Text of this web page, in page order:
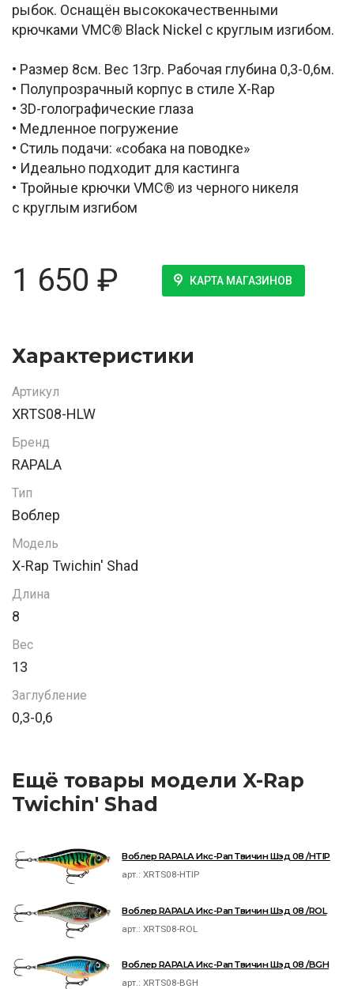
рыбок. Оснащён высококачественными
крючками VMC® Black Nickel с круглым изгибом.
• Размер 8см. Вес 13гр. Рабочая глубина 0,3-0,6м.
• Полупрозрачный корпус в стиле X-Rap
• 3D-голографические глаза
• Медленное погружение
• Стиль подачи: «собака на поводке»
• Идеально подходит для кастинга
• Тройные крючки VMC® из черного никеля
с круглым изгибом
1 650 ₽ КАРТА МАГАЗИНОВ
Характеристики
Артикул
XRTS08-HLW
Бренд
RAPALA
Тип
Воблер
Модель
X-Rap Twichin' Shad
Длина
8
Вес
13
Заглубление
0,3-0,6
Ещё товары модели X-Rap
Twichin' Shad
Воблер RAPALA Икс-Рап Твичин Шэд 08 /HTIP
арт.:XRTS08-HTIP
Воблер RAPALA Икс-Рап Твичин Шэд 08 /ROL
арт.:XRTS08-ROL
Воблер RAPALA Икс-Рап Твичин Шэд 08 /BGH
арт.:XRTS08-BGH